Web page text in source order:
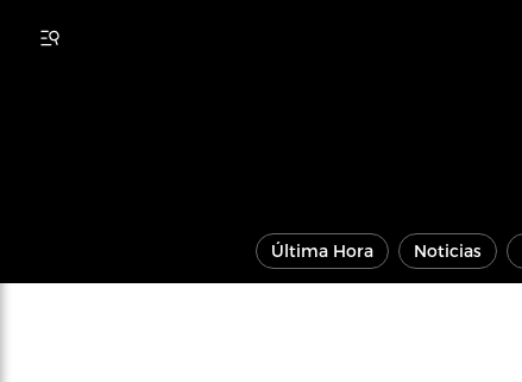
Última Hora Noticias